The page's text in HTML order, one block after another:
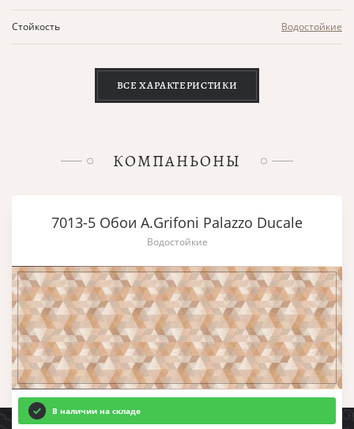
Стойкость Водостойкие
ВСЕ ХАРАКТЕРИСТИКИ
КОМПАНЬОНЫ
7013-5 Обои A.Grifoni Palazzo Ducale
Водостойкие
В наличии на складе